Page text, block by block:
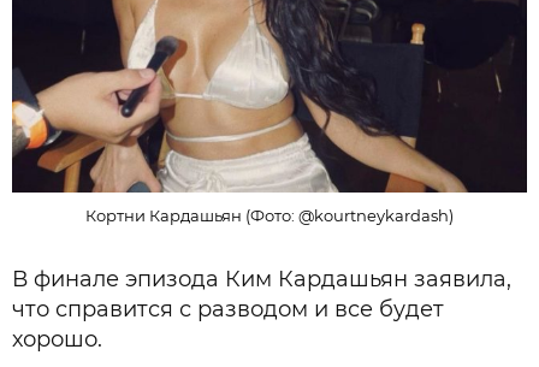
Кортни Кардашьян (Фото: @kourtneykardash)
В финале эпизода Ким Кардашьян заявила,
что справится с разводом и все будет
хорошо.